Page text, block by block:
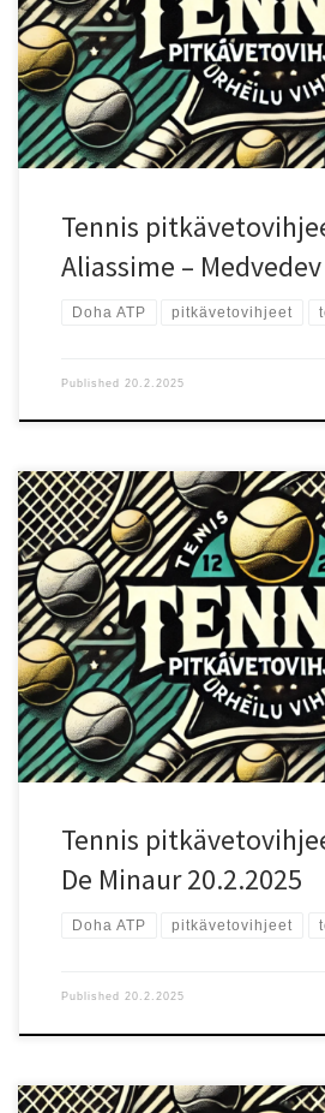
kohtaamisissa ylivoimainen Auger-
vedonlyöntisivu!: Testaa uutta Betizyä
vire ja tilastot Auger-Aliassime on vahva
pelaaja, joka pystyy hallitsemaan
Hänen haasteensa on epätasaisuus ja
tiukoissa tilanteissa, mikä on ollut suurin
saldoonsa Medvedeviä vastaan.
Tennis
Aliassime –
Doha ATP pitkävetovihjeet
Published 20.2.2025
Ottelun lähtökohdat Doha ATP -
kohtaavat Andrey Rublev (ranking 10) ja
De Minaur johtaa keskinäisiä
ollut tasainen, mutta hänellä on pieni
kovakenttä suosii molempia pelaajia,
aggressiivisesti takakentältä, kun taas De
nopeuteensa ja puolustusvalmiuteensa.
vedonlyöntisivu!: Testaa uutta Betizyä
vire ja tilastot Rublev on
otteluita kämmenlyönneillään ja
pelinsä toimii erinomaisesti nopeilla
haasteensa on ajoittainen epätasaisuus
Tennis
De Minaur 20.2.2025
Doha ATP pitkävetovihjeet
Published 20.2.2025